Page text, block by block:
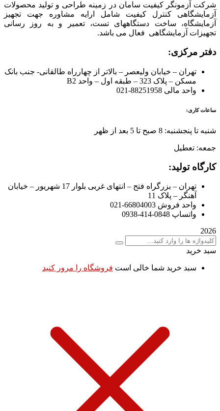
شرکت آزمونگر کیفیت سامان در زمینه طراحی و تولید محصولات
آزمایشگاهی کنترل کیفیت شامل ارایه مشاوره جهت تجهیز
آزمایشگاه، ساخت دستگاههای تست، تعمیر و به روز رسانی
تجهیزات آزمایشگاهی فعال می باشد.
دفتر مرکزی:
تهران – خیابان ولیعصر – بالاتر از چهارراه طالقانی- جنب بانک
مسکن – پلاک 323 – طبقه اول – واحد B2
واحد مالی 88251958-021
ساعات کاری:
شنبه تا پنجشنبه: 8 صبح تا 5 بعد از ظهر
جمعه: تعطیل
کارگاه تولید:
تهران – بزرگراه فتح – انتهای غربی بلوار 17 شهریور – خیابان
آهنگر – پلاک 11
واحد فروش 66804003-021
واتساپ 0848-414-0938
2026
سبد خرید
سبد خرید شما خالی است فروشگاه را مرور کنید